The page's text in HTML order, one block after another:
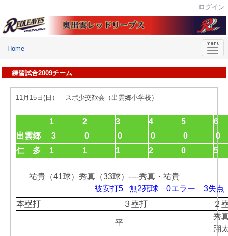
ログイン
Home
練習試合2009チーム
11月15日(日） スポ少交歓会（出雲郷小学校）
1 2 3 4 5
6
出雲郷
3 0 0 0 0
0
仁 多
1 1 1 2 0 5
祐貴（41球）秀真（33球）----秀真・祐貴
被安打5 無2死球 0エラー 3失点
本塁打
３塁打 ２
平
秀
翔